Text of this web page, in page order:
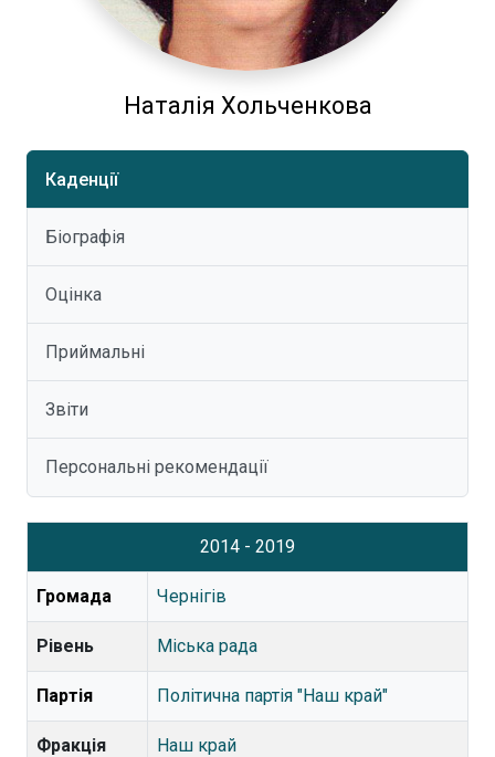
Наталія Хольченкова
Каденції
Біографія
Оцінка
Приймальні
Звіти
Персональні рекомендації
2014 - 2019
Громада Чернігів
Рівень Міська рада
Партія Політична партія "Наш край"
Фракція Наш край